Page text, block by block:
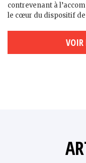
contrevenant à
le cœur du dispositif de
VOIR